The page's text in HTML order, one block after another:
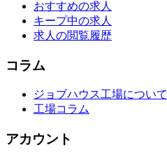
おすすめの求人
キープ中の求人
求人の閲覧履歴
コラム
ジョブハウス工場について
工場コラム
アカウント